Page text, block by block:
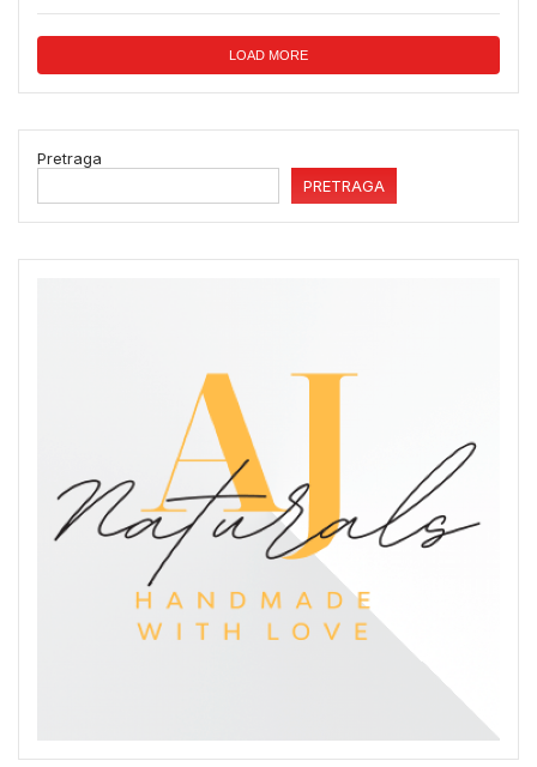
LOAD MORE
Pretraga
PRETRAGA